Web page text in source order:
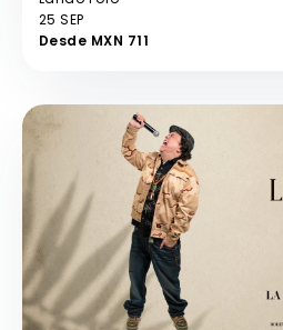
25 SEP
Desde MXN 711